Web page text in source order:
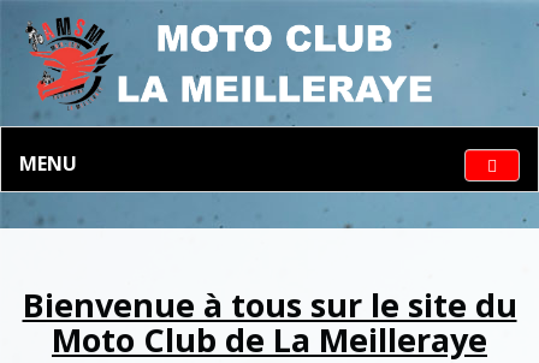
MENU
Bienvenue à tous sur le site du
Moto Club de La Meilleraye